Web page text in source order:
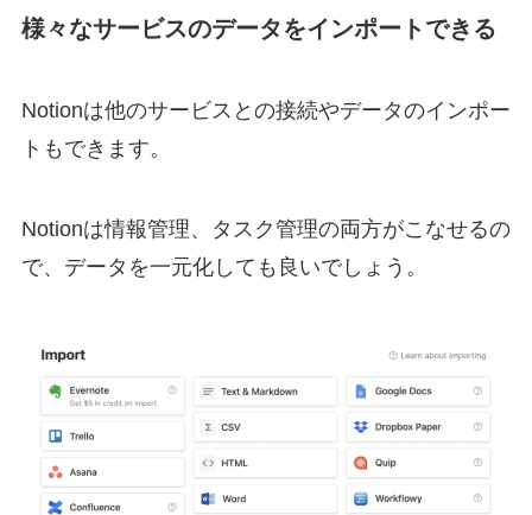
様々なサービスのデータをインポートできる
Notionは他のサービスとの接続やデータのインポー
トもできます。
Notionは情報管理、タスク管理の両方がこなせるの
で、データを一元化しても良いでしょう。